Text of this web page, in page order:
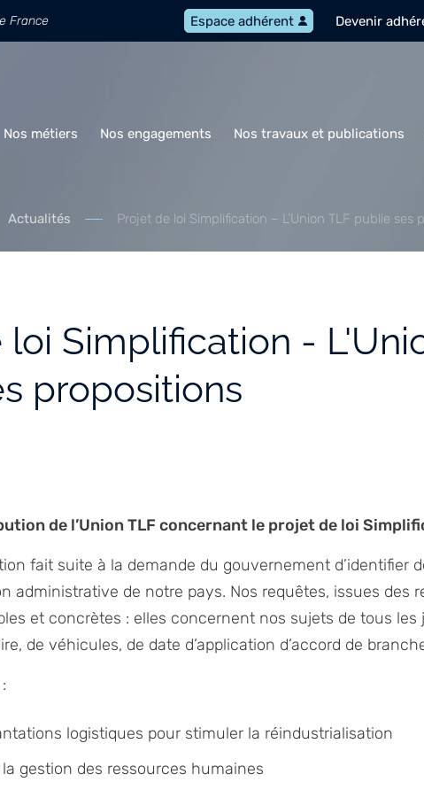
France Espace adhérent Devenir
Nos métiers Nos engagements Nos travaux et publications
Actualités Projet de loi Simplification – L’Union TLF publie ses
loi Simplification -
propositions
de l’Union TLF concernant le projet de loi
fait suite à la demande du gouvernement d’identifier
administrative de notre pays. Nos requêtes, issues des
et concrètes : elles concernent nos sujets de tous les
de véhicules, de date d’application d’accord de
logistiques pour stimuler la réindustrialisation
gestion des ressources humaines